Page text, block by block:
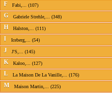
F Fabi,... (107)
G Gabriele Strehle,... (348)
H Halston,... (111)
I Iceberg,... (54)
J J'S,... (145)
K Kaloo,... (127)
L La Maison De La Vanille,... (176)
M Maison Martin,... (225)